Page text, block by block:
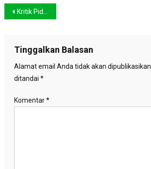
Navigasi
Kritik Pidato Jokowi, Greenpeace Dipolisikan
Tinggalkan Balasan
Alamat email Anda tidak akan dipublikasikan.
ditandai *
Komentar*